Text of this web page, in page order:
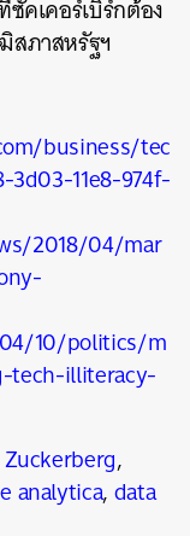
คเคอร์เบิร์กต้อง
ภาสหรัฐฯ
business/tec
11e8-974f-
2018/04/mar
10/politics/m
tech-illiteracy-
,
analytica,data